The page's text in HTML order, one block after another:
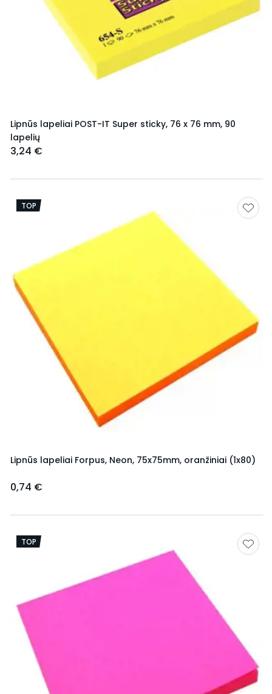
Lipnūs lapeliai POST-IT Super sticky, 76 x 76 mm, 90
lapelių
3,24 €
TOP
Lipnūs lapeliai Forpus, Neon, 75x75mm, oranžiniai (1x80)
0,74 €
TOP